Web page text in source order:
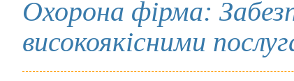
Охорона фірма:
високоякісними